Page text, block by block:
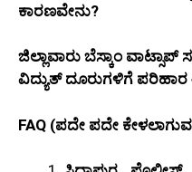
ಕಾರಣವೇನು?
ಜಿಲ್ಲಾವಾರು ಬೆಸ್ಕಾಂ
ವಿದ್ಯುತ್ ದೂರುಗಳಿಗೆ
FAQ (ಪದೇ ಪದೇ ಕೇಳಲಾಗುವ